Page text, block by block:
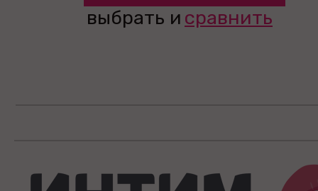
выбрать и сравнить